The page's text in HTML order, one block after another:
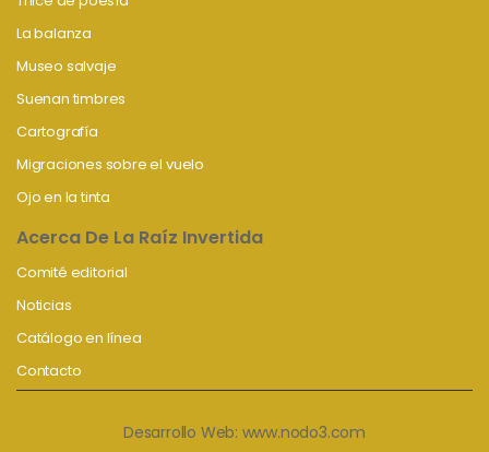
La balanza
Museo salvaje
Suenan timbres
Cartografía
Migraciones sobre el vuelo
Ojo en la tinta
Acerca De La Raíz Invertida
Comité editorial
Noticias
Catálogo en línea
Contacto
Desarrollo Web: www.nodo3.com